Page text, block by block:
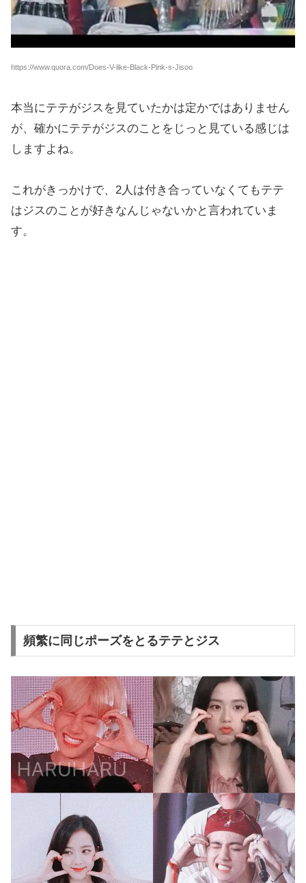
https://www.quora.com/Does-V-like-Black-Pink-s-Jisoo
本当にテテがジスを見ていたかは定かではありません
が、確かにテテがジスのことをじっと見ている感じは
しますよね。
これがきっかけで、2人は付き合っていなくてもテテ
はジスのことが好きなんじゃないかと言われていま
す。
頻繁に同じポーズをとるテテとジス